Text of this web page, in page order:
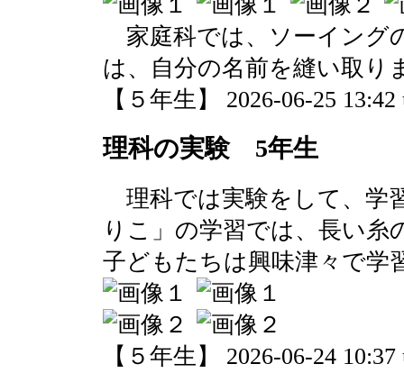
家庭科では、ソーイング
は、自分の名前を縫い取り
【５年生】 2026-06-25 13:42
理科の実験 5年生
理科では実験をして、学
りこ」の学習では、長い
子どもたちは興味津々で学
【５年生】 2026-06-24 10:37